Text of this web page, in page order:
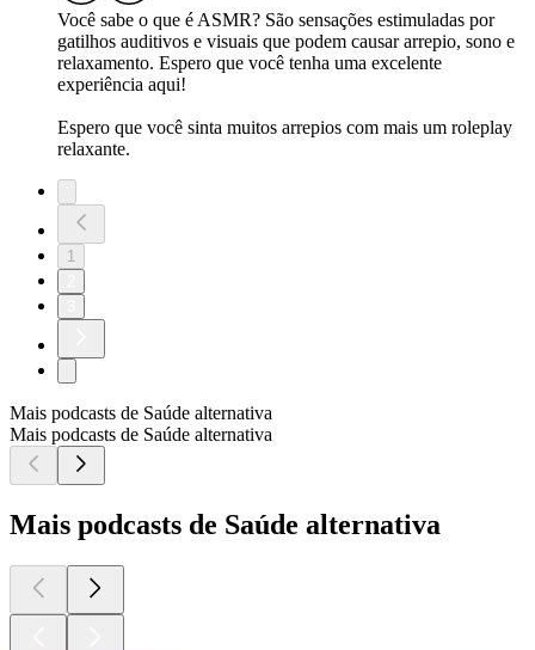
Você sabe o que é ASMR? São sensações estimuladas por
gatilhos auditivos e visuais que podem causar arrepio, sono e
relaxamento. Espero que você tenha uma excelente
experiência aqui!
Espero que você sinta muitos arrepios com mais um roleplay
relaxante.
1
Mais podcasts de Saúde alternativa
Mais podcasts de Saúde alternativa
Mais podcasts de Saúde alternativa